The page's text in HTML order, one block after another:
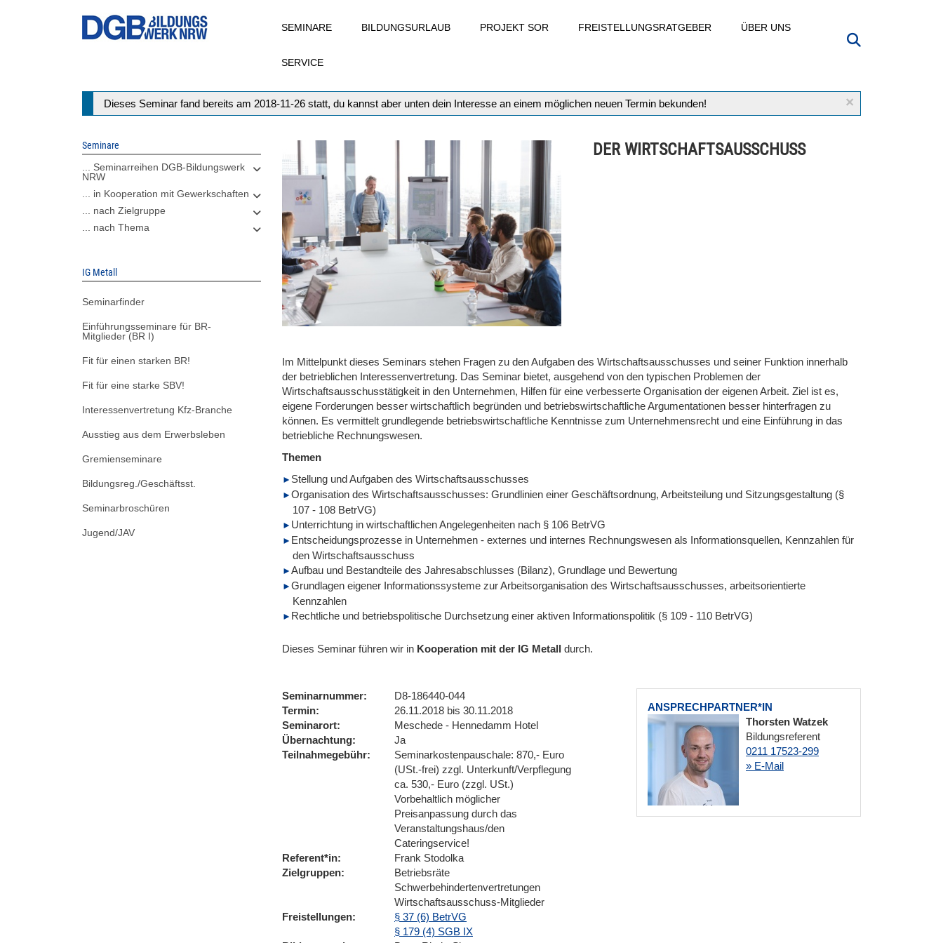
SEMINARE BILDUNGSURLAUB PROJEKT SOR FREISTELLUNGSRATGEBER ÜBER UNS
SERVICE
×
Statusmeldung
Dieses Seminar fand bereits am 2018-11-26 statt, du kannst aber unten dein Interesse an einem möglichen neuen Termin bekunden!
Seminare
... Seminarreihen DGB-Bildungswerk
NRW
... in Kooperation mit Gewerkschaften
... nach Zielgruppe
... nach Thema
IG Metall
Seminarfinder
Einführungsseminare für BR-
Mitglieder (BR I)
Fit für einen starken BR!
Fit für eine starke SBV!
Interessenvertretung Kfz-Branche
Ausstieg aus dem Erwerbsleben
Gremienseminare
Bildungsreg./Geschäftsst.
Seminarbroschüren
Jugend/JAV
DER WIRTSCHAFTSAUSSCHUSS
Im Mittelpunkt dieses Seminars stehen Fragen zu den Aufgaben des Wirtschaftsausschusses und seiner Funktion innerhalb
der betrieblichen Interessenvertretung. Das Seminar bietet, ausgehend von den typischen Problemen der
Wirtschaftsausschusstätigkeit in den Unternehmen, Hilfen für eine verbesserte Organisation der eigenen Arbeit. Ziel ist es,
eigene Forderungen besser wirtschaftlich begründen und betriebswirtschaftliche Argumentationen besser hinterfragen zu
können. Es vermittelt grundlegende betriebswirtschaftliche Kenntnisse zum Unternehmensrecht und eine Einführung in das
betriebliche Rechnungswesen.
Themen
Stellung und Aufgaben des Wirtschaftsausschusses
Organisation des Wirtschaftsausschusses: Grundlinien einer Geschäftsordnung, Arbeitsteilung und Sitzungsgestaltung (§
107 - 108 BetrVG)
Unterrichtung in wirtschaftlichen Angelegenheiten nach § 106 BetrVG
Entscheidungsprozesse in Unternehmen - externes und internes Rechnungswesen als Informationsquellen, Kennzahlen für
den Wirtschaftsausschuss
Aufbau und Bestandteile des Jahresabschlusses (Bilanz), Grundlage und Bewertung
Grundlagen eigener Informationssysteme zur Arbeitsorganisation des Wirtschaftsausschusses, arbeitsorientierte
Kennzahlen
Rechtliche und betriebspolitische Durchsetzung einer aktiven Informationspolitik (§ 109 - 110 BetrVG)
Dieses Seminar führen wir in Kooperation mit der IG Metall durch.
ANSPRECHPARTNER*IN
Thorsten Watzek
Bildungsreferent
0211 17523-299
» E-Mail
Seminarnummer
D8-186440-044
Termin
26.11.2018 bis 30.11.2018
Seminarort
Meschede - Hennedamm Hotel
Übernachtung
Ja
Teilnahmegebühr
Seminarkostenpauschale: 870,- Euro
(USt.-frei) zzgl. Unterkunft/Verpflegung
ca. 530,- Euro (zzgl. USt.)
Vorbehaltlich möglicher
Preisanpassung durch das
Veranstaltungshaus/den
Cateringservice!
Referent*in
Frank Stodolka
Zielgruppen
Betriebsräte
Schwerbehindertenvertretungen
Wirtschaftsausschuss-Mitglieder
Freistellungen
§ 37 (6) BetrVG
§ 179 (4) SGB IX